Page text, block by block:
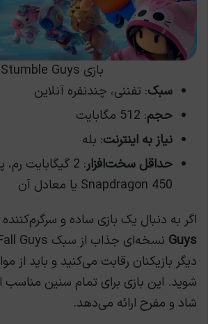
بازی Stumble Guys
سبک: تفننی، چندنفره آنلاین
حجم: 512 مگابایت
نیاز به اینترنت: بله
حداقل سخت‌افزار
: 2 گیگابایت رم،
Snapdragon 450 یا معادل آن
اگر به دنبال یک بازی ساده و
Guys
دیگر بازیکنان رقابت می‌کنید و باید از
شوید. این بازی برای تمام سنین
شاد و مفرح ارائه می‌دهد.